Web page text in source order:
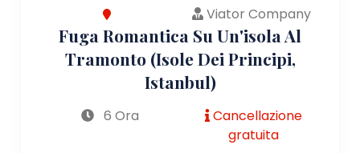
Viator Company
Fuga Romantica Su Un'isola Al
Tramonto (Isole Dei Principi,
Istanbul)
6 Ora
Cancellazione
gratuita